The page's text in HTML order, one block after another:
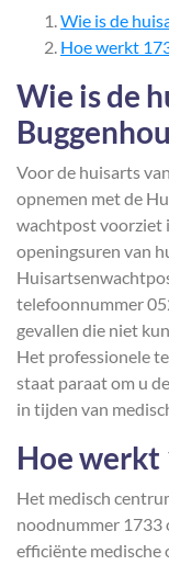
Wie is de
Hoe werkt
Wie is de
Voor de huisarts
opnemen met de
wachtpost voorziet
openingsuren van
telefoonnummer
gevallen die niet
Het professionele
staat paraat om u
in tijden van
Hoe werkt
Het medisch
noodnummer 1733
efficiënte medische